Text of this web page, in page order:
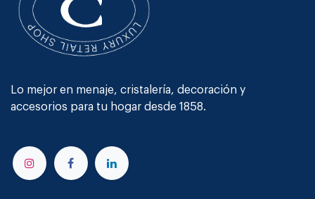
Lo mejor en menaje, cristalería, decoración y
accesorios para tu hogar desde 1858.